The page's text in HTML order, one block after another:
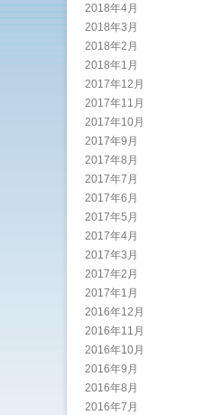
2018年4月
2018年3月
2018年2月
2018年1月
2017年12月
2017年11月
2017年10月
2017年9月
2017年8月
2017年7月
2017年6月
2017年5月
2017年4月
2017年3月
2017年2月
2017年1月
2016年12月
2016年11月
2016年10月
2016年9月
2016年8月
2016年7月